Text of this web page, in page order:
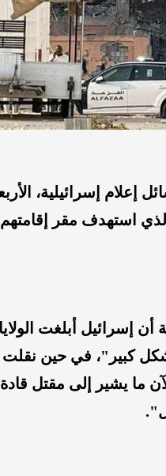
إسرائيلية،
استهدف مقر إقامتهم
أن إسرائيل أبلغت
ما يشير إلى مقتل